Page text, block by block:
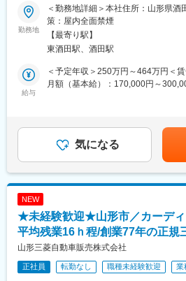
個別の受注高も評価に関わってきま
ちにくい公共案件の受注もあるため
を目安にチーム単位で目標が設定さ
■組織構成：
配属部署には2名(40代・70代部長)
■当社の特徴：
・民間車検場、特定自主検査場、各
ります。
を目指すため、更に積極採用を進め
・残業が少なく、各種休暇制度が充
お盆は連続休暇が可能ですので、ワ
■職務内容：
当社にて、自動車及び建設機械の整
取り扱い車輛は軽自動車から大型特
いますが、主力は大型建設車両です
とが多いです。
入社後は基本の自動車整備を一通り
車両を整備できるようにキャリアア
■組織構成：
配属部署には10名在籍しており、
取得に至るまでは適宜先輩のサポー
に着けていただく流れとなります。
でいただき、その後半年間は資格習
トを得ながら勉強をしていただくイ
大特、大型自動車免許等の資格取得
勤務地
＜勤務地詳細＞本社住所：山形県酒
策：屋内全面禁煙
【最寄り駅】
東酒田駅、酒田駅
給与
＜予定年収＞250万円～464万円＜
月額（基本給）：170,000円～
賃金はあくまでも目安の金額であり
性があります。月給(月額)は固定手
気になる
NEW
★未経験歓迎★山形市／カーディ
平均残業16ｈ程/創業77年の正規
山形三菱自動車販売株式会社
正社員 転勤なし 職種未経験歓迎 業